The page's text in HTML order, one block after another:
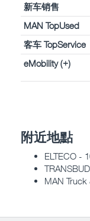
新车销售
MAN TopUsed
客车 TopService
eMobility (+)
附近地點
ELTECO -
MAN